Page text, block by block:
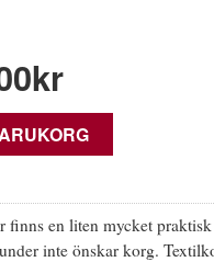
kr
finns en liten mycket praktisk
inte önskar korg.